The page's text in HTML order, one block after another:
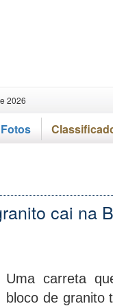
2026
cai na
Uma carreta
bloco de granito